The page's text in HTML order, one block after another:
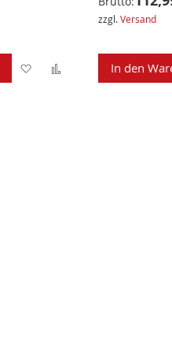
Zur
zzgl.Versand
In den